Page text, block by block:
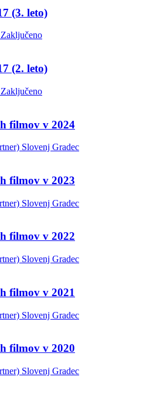
(3. leto)
Zaključeno
(2. leto)
Zaključeno
filmov v 2024
Slovenj Gradec
filmov v 2023
Slovenj Gradec
filmov v 2022
Slovenj Gradec
filmov v 2021
Slovenj Gradec
filmov v 2020
Slovenj Gradec